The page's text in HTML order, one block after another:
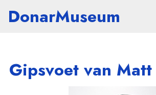
DonarMuseum
Gipsvoet van